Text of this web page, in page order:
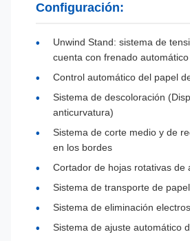
Configuración:
Unwind Stand: sistema de
cuenta con frenado automático
Control automático del papel
Sistema de descoloración
anticurvatura)
Sistema de corte medio y de
en los bordes
Cortador de hojas rotativas de
Sistema de transporte de papel
Sistema de eliminación
Sistema de ajuste automático